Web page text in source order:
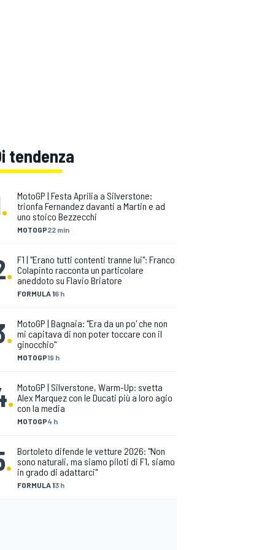
tendenza
.
MOTOGP22 min
MotoGP | Festa Aprilia a Silverstone:
trionfa Fernandez davanti a Martin e ad
uno stoico Bezzecchi
.
FORMULA 16 h
F1 | "Erano tutti contenti tranne lui": Franco
Colapinto racconta un particolare
aneddoto su Flavio Briatore
.
MOTOGP19 h
MotoGP | Bagnaia: "Era da un po' che non
mi capitava di non poter toccare con il
ginocchio"
.
MOTOGP4 h
MotoGP | Silverstone, Warm-Up: svetta
Alex Marquez con le Ducati più a loro agio
con la media
.
FORMULA 13 h
Bortoleto difende le vetture 2026: "Non
sono naturali, ma siamo piloti di F1, siamo
in grado di adattarci"